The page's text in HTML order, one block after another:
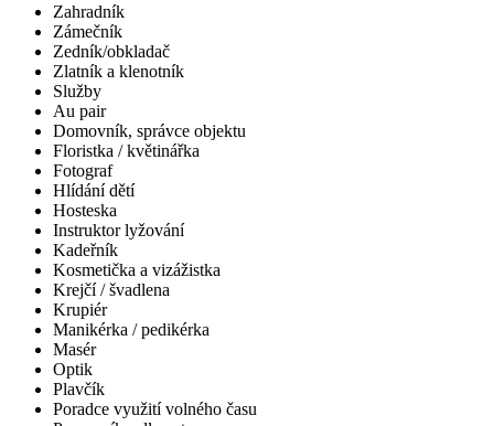
Zahradník
Zámečník
Zedník/obkladač
Zlatník a klenotník
Služby
Au pair
Domovník, správce objektu
Floristka / květinářka
Fotograf
Hlídání dětí
Hosteska
Instruktor lyžování
Kadeřník
Kosmetička a vizážistka
Krejčí / švadlena
Krupiér
Manikérka / pedikérka
Masér
Optik
Plavčík
Poradce využití volného času